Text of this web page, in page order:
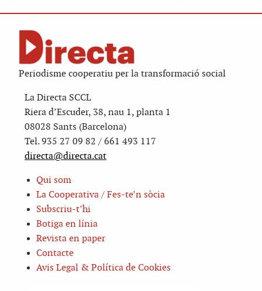
Periodisme cooperatiu per la transformació social
La Directa SCCL
Riera d’Escuder, 38, nau 1, planta 1
08028 Sants (Barcelona)
Tel. 935 27 09 82 / 661 493 117
directa@directa.cat
Qui som
La Cooperativa / Fes-te’n sòcia
Subscriu-t’hi
Botiga en línia
Revista en paper
Contacte
Avis Legal & Política de Cookies